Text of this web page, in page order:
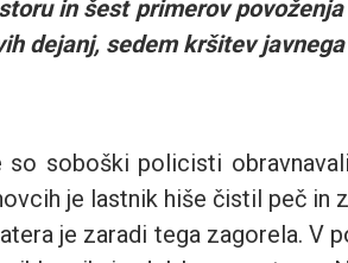
in šest primerov
dejanj, sedem kršitev
soboški policisti
je lastnik hiše čistil peč in
je zaradi tega zagorela. V